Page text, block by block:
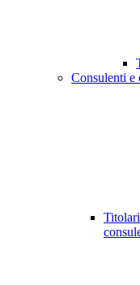
Consulenti e